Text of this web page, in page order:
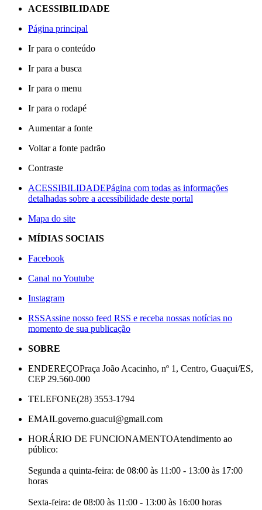
ACESSIBILIDADE
Página principal
Ir para o conteúdo
Ir para a busca
Ir para o menu
Ir para o rodapé
Aumentar a fonte
Voltar a fonte padrão
Contraste
ACESSIBILIDADEPágina com todas as informações
detalhadas sobre a acessibilidade deste portal
Mapa do site
MÍDIAS SOCIAIS
Facebook
Canal no Youtube
Instagram
RSSAssine nosso feed RSS e receba nossas notícias no
momento de sua publicação
SOBRE
ENDEREÇOPraça João Acacinho, nº 1, Centro, Guaçui/ES,
CEP 29.560-000
TELEFONE(28) 3553-1794
EMAILgoverno.guacui@gmail.com
HORÁRIO DE FUNCIONAMENTOAtendimento ao
público:
Segunda a quinta-feira: de 08:00 às 11:00 - 13:00 às 17:00
horas
Sexta-feira: de 08:00 às 11:00 - 13:00 às 16:00 horas